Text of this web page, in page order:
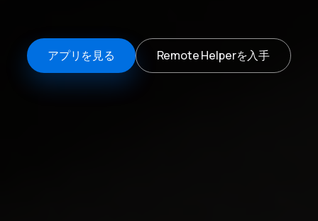
アプリを見る Remote Helperを入手